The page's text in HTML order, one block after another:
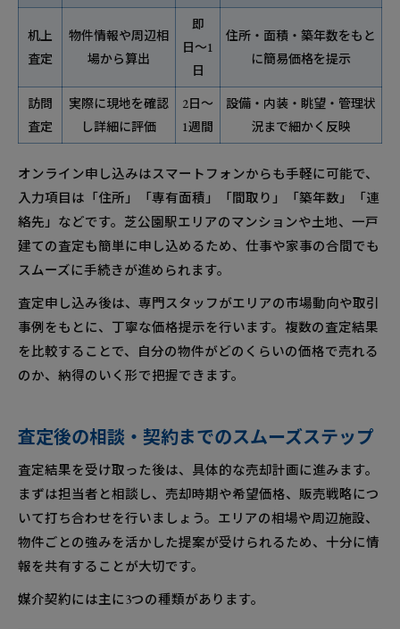
机上
査定
物件情報や周辺相
場から算出
即
日〜1
日
住所・面積・築年数をもと
に簡易価格を提示
訪問
査定
実際に現地を確認
し詳細に評価
2日〜
1週間
設備・内装・眺望・管理状
況まで細かく反映
オンライン申し込みはスマートフォンからも手軽に可能で、
入力項目は「住所」「専有面積」「間取り」「築年数」「連
絡先」などです。芝公園駅エリアのマンションや土地、一戸
建ての査定も簡単に申し込めるため、仕事や家事の合間でも
スムーズに手続きが進められます。
査定申し込み後は、専門スタッフがエリアの市場動向や取引
事例をもとに、丁寧な価格提示を行います。複数の査定結果
を比較することで、自分の物件がどのくらいの価格で売れる
のか、納得のいく形で把握できます。
査定後の相談・契約までのスムーズステップ
査定結果を受け取った後は、具体的な売却計画に進みます。
まずは担当者と相談し、売却時期や希望価格、販売戦略につ
いて打ち合わせを行いましょう。エリアの相場や周辺施設、
物件ごとの強みを活かした提案が受けられるため、十分に情
報を共有することが大切です。
媒介契約には主に3つの種類があります。